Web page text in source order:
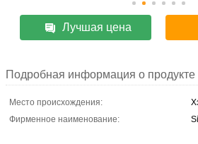
Лучшая цена
Подробная информация о продукте
Место происхождения:
Фирменное наименование: